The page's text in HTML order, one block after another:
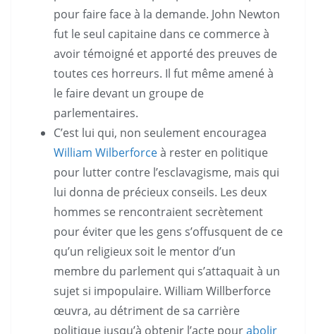
pour faire face à la demande. John Newton
fut le seul capitaine dans ce commerce à
avoir témoigné et apporté des preuves de
toutes ces horreurs. Il fut même amené à
le faire devant un groupe de
parlementaires.
C’est lui qui, non seulement encouragea
William Wilberforceà rester en politique
pour lutter contre l’esclavagisme, mais qui
lui donna de précieux conseils. Les deux
hommes se rencontraient secrètement
pour éviter que les gens s’offusquent de ce
qu’un religieux soit le mentor d’un
membre du parlement qui s’attaquait à un
sujet si impopulaire. William Willberforce
œuvra, au détriment de sa carrière
politique jusqu’à obtenir l’acte pourabolir